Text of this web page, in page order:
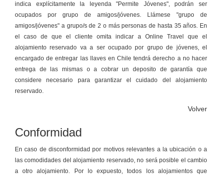
indica explícitamente la leyenda "Permite Jóvenes", podrán ser
ocupados por grupo de amigos/jóvenes. Llámese "grupo de
amigos/jóvenes" a grupo/s de 2 o más personas de hasta 35 años. En
el caso de que el cliente omita indicar a Online Travel que el
alojamiento reservado va a ser ocupado por grupo de jóvenes, el
encargado de entregar las llaves en Chile tendrá derecho a no hacer
entrega de las mismas o a cobrar un deposito de garantía que
considere necesario para garantizar el cuidado del alojamiento
reservado.
Volver
Conformidad
En caso de disconformidad por motivos relevantes a la ubicación o a
las comodidades del alojamiento reservado, no será posible el cambio
a otro alojamiento. Por lo expuesto, todos los alojamientos que